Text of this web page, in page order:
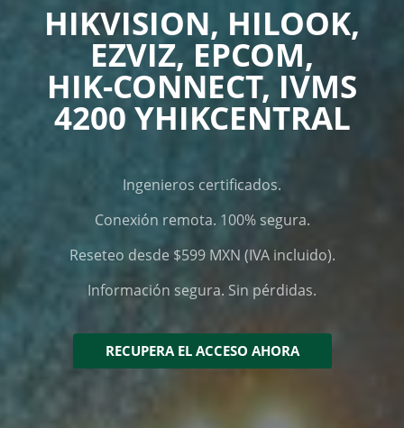
HIKVISION, HILOOK,
EZVIZ, EPCOM,
HIK-CONNECT, IVMS
4200 YHIKCENTRAL
Ingenieros certificados.
Conexión remota. 100% segura.
Reseteo desde $599 MXN (IVA incluido).
Información segura. Sin pérdidas.
RECUPERA EL ACCESO AHORA